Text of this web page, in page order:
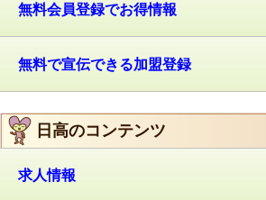
無料会員登録でお得情報
無料で宣伝できる加盟登録
日高のコンテンツ
求人情報